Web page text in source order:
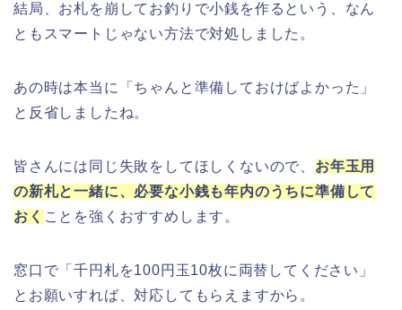
近畿大学卒業式2026のゲストの歴代ス
角館桜まつり2026の屋台(出店)やライ
トアップは?駐車場も調査!
大河原桜まつり(千本桜)2026の屋台の
出店情報!混雑や渋滞も調査!
結局、お札を崩してお釣りで小銭を作るという、なん
ともスマートじゃない方法で対処しました。
あの時は本当に「ちゃんと準備しておけばよかった」
と反省しましたね。
皆さんには同じ失敗をしてほしくないので、 お年玉用
の新札と一緒に、必要な小銭も年内のうちに準備して
おく ことを強くおすすめします。
窓口で「千円札を100円玉10枚に両替してください」
とお願いすれば、対応してもらえますから。